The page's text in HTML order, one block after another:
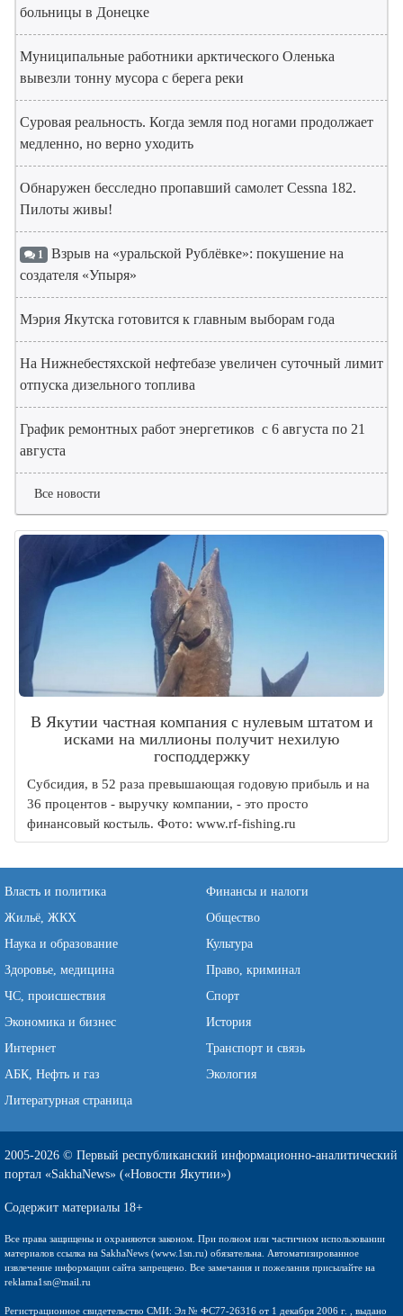
больницы в Донецке
Муниципальные работники арктического Оленька
вывезли тонну мусора с берега реки
Суровая реальность. Когда земля под ногами продолжает
медленно, но верно уходить
Обнаружен бесследно пропавший самолет Cessna 182.
Пилоты живы!
1 Взрыв на «уральской Рублёвке»: покушение на
создателя «Упыря»
Мэрия Якутска готовится к главным выборам года
На Нижнебестяхской нефтебазе увеличен суточный лимит
отпуска дизельного топлива
График ремонтных работ энергетиков с 6 августа по 21
августа
Все новости
В Якутии частная компания с нулевым штатом и
исками на миллионы получит нехилую
господдержку
Субсидия, в 52 раза превышающая годовую прибыль и на
36 процентов - выручку компании, - это просто
финансовый костыль. Фото: www.rf-fishing.ru
Власть и политика
Финансы и налоги
Жильё, ЖКХ
Общество
Наука и образование
Культура
Здоровье, медицина
Право, криминал
ЧС, происшествия
Спорт
Экономика и бизнес
История
Интернет
Транспорт и связь
АБК, Нефть и газ
Экология
Литературная страница
2005-2026 © Первый республиканский информационно-аналитический
портал «SakhaNews» («Новости Якутии»)
Содержит материалы 18+
Все права защищены и охраняются законом. При полном или частичном использовании
материалов ссылка на SakhaNews (www.1sn.ru) обязательна. Автоматизированное
извлечение информации сайта запрещено. Все замечания и пожелания присылайте на
reklama1sn@mail.ru
Регистрационное свидетельство СМИ: Эл № ФС77-26316 от 1 декабря 2006 г. , выдано